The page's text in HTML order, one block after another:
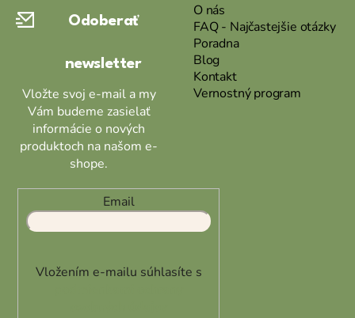
Odoberať
newsletter
Vložte svoj e-mail a my
Vám budeme zasielať
informácie o nových
produktoch na našom e-
shope.
Email
Vložením e-mailu súhlasíte s
O nás
FAQ - Najčastejšie otázky
Poradna
Blog
Kontakt
Vernostný program